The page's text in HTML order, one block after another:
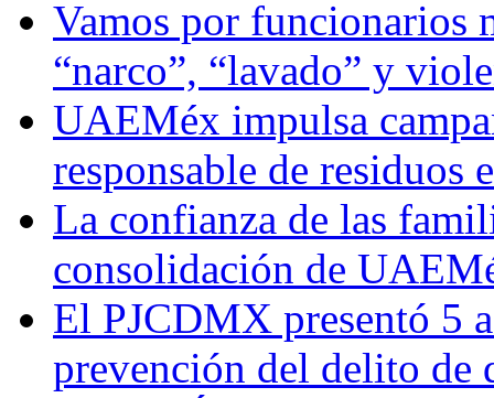
Vamos por funcionarios
“narco”, “lavado” y
UAEMéx impulsa
responsable de residuos
La confianza de las
consolidación de
El PJCDMX presentó 5
prevención del delito de